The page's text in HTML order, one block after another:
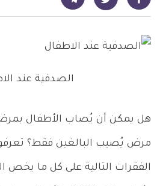
الصدفية عند
هل يمكن أن يُصاب الأطفال
مرض يُصيب البالغين فقط؟
الفقرات التالية على كل ما يخص